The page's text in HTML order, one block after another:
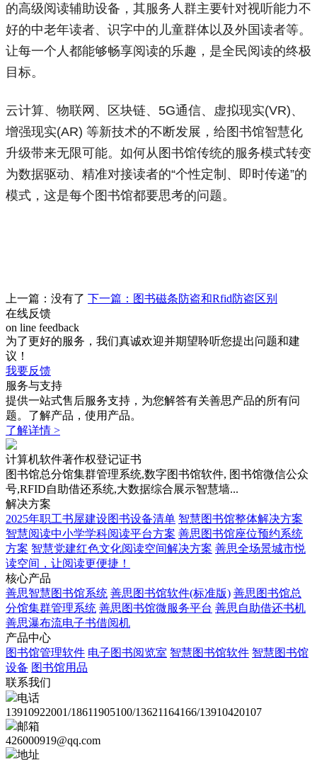
的高级阅读辅助设备，其服务人群主要针对视听能力不
好的中老年读者、识字中的儿童群体以及外国读者等。
让每一个人都能够畅享阅读的乐趣，是全民阅读的终极
目标。
云计算、物联网、区块链、5G通信、虚拟现实(VR)、
增强现实(AR) 等新技术的不断发展，给图书馆智慧化
升级带来无限可能。如何从图书馆传统的服务模式转变
为数据驱动、精准对接读者的“个性定制、即时传递”的
模式，这是每个图书馆都要思考的问题。
上一篇：没有了 下一篇：图书磁条防盗和Rfid防盗区别
在线反馈
on line feedback
为了更好的服务，我们真诚欢迎并期望聆听您提出问题和建
议！
我要反馈
服务与支持
提供一站式售后服务支持，为您解答有关善思产品的所有问
题。了解产品，使用产品。
了解详情 >
计算机软件著作权登记证书
图书馆总分馆集群管理系统,数字图书馆软件, 图书馆微信公众
号,RFID自助借还系统,大数据综合展示智慧墙...
解决方案
2025年职工书屋建设图书设备清单 智慧图书馆整体解决方案
智慧阅读中小学学科阅读平台方案 善思图书馆座位预约系统
方案 智慧党建红色文化阅读空间解决方案 善思全场景城市悦
读空间，让阅读更便捷！
核心产品
善思智慧图书馆系统 善思图书馆软件(标准版) 善思图书馆总
分馆集群管理系统 善思图书馆微服务平台 善思自助借还书机
善思瀑布流电子书借阅机
产品中心
图书馆管理软件 电子图书阅览室 智慧图书馆软件 智慧图书馆
设备 图书馆用品
联系我们
电话
13910922001/18611905100/13621164166/13910420107
邮箱
426000919@qq.com
地址